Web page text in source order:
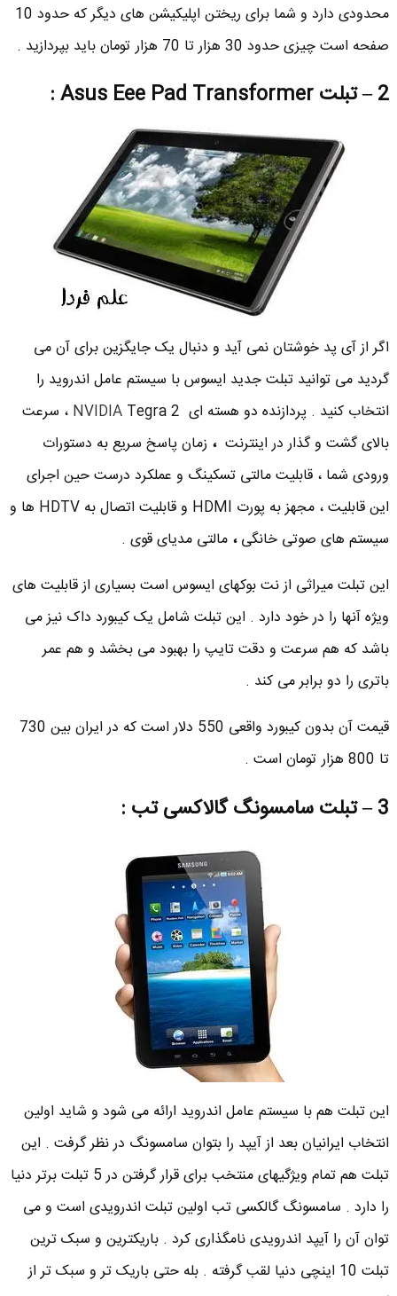
محدودی دارد و شما برای ریختن اپلیکیشن های دیگر که حدود 10
صفحه است چیزی حدود 30 هزار تا 70 هزار تومان باید بپردازید .
2 – تبلت Asus Eee Pad Transformer :
اگر از آی پد خوشتان نمی آید و دنبال یک جایگزین برای آن می
گردید می توانید تبلت جدید ایسوس با سیستم عامل اندروید را
انتخاب کنید . پردازنده دو هسته ای
NVIDIA Tegra 2 ، سرعت
بالای گشت و گذار در اینترنت ، زمان پاسخ سریع به دستورات
ورودی شما ، قابلیت مالتی تسکینگ و عملکرد درست حین اجرای
این قابلیت ، مجهز به پورت HDMI و قابلیت اتصال به HDTV ها و
سیستم های صوتی خانگی، مالتی مدیای قوی .
این تبلت میراثی از نت بوکهای ایسوس است بسیاری از قابلیت های
ویژه آنها را در خود دارد . این تبلت شامل یک کیبورد داک نیز می
باشد که هم سرعت و دقت تایپ را بهبود می بخشد و هم عمر
باتری را دو برابر می کند .
قیمت آن بدون کیبورد واقعی 550 دلار است که در ایران بین 730
تا 800 هزار تومان است .
3 – تبلت سامسونگ گالاکسی تب :
این تبلت هم با سیستم عامل اندروید ارائه می شود و شاید اولین
انتخاب ایرانیان بعد از آیپد را بتوان سامسونگ در نظر گرفت . این
تبلت هم تمام ویژگیهای منتخب برای قرار گرفتن در 5 تبلت برتر دنیا
را دارد . سامسونگ گالکسی تب اولین تبلت اندرویدی است و می
توان آن را آیپد اندرویدی نامگذاری کرد . باریکترین و سبک ترین
تبلت 10 اینچی دنیا لقب گرفته . بله حتی باریک تر و سبک تر از